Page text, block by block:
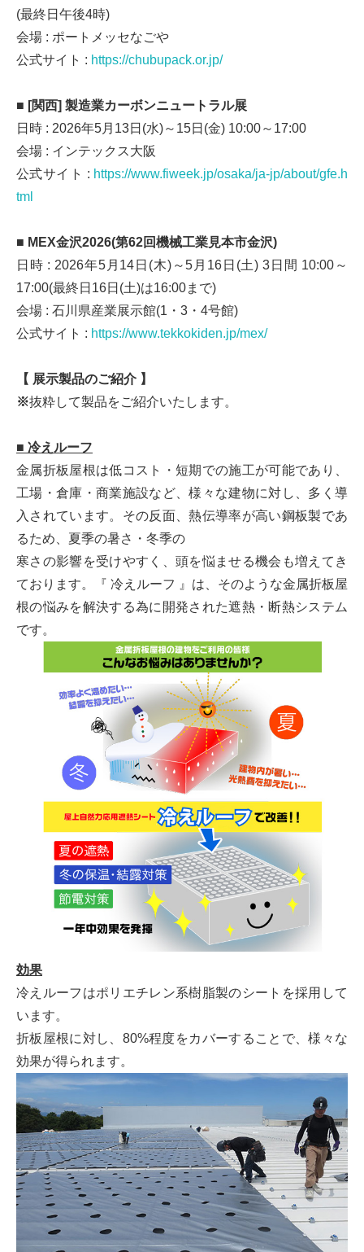
(最終日午後4時)
会場 : ポートメッセなごや
公式サイト : https://chubupack.or.jp/
■ [関西] 製造業カーボンニュートラル展
日時 : 2026年5月13日(水)～15日(金) 10:00～17:00
会場 : インテックス大阪
公式サイト : https://www.fiweek.jp/osaka/ja-jp/about/gfe.h
tml
■ MEX金沢2026(第62回機械工業見本市金沢)
日時 : 2026年5月14日(木)～5月16日(土) 3日間 10:00～
17:00(最終日16日(土)は16:00まで)
会場 : 石川県産業展示館(1・3・4号館)
公式サイト : https://www.tekkokiden.jp/mex/
【 展示製品のご紹介 】
※抜粋して製品をご紹介いたします。
■ 冷えルーフ
金属折板屋根は低コスト・短期での施工が可能であり、
工場・倉庫・商業施設など、様々な建物に対し、多く導
入されています。その反面、熱伝導率が高い鋼板製であ
るため、夏季の暑さ・冬季の
寒さの影響を受けやすく、頭を悩ませる機会も増えてき
ております。『 冷えルーフ 』は、そのような金属折板屋
根の悩みを解決する為に開発された遮熱・断熱システム
です。
効果
冷えルーフはポリエチレン系樹脂製のシートを採用して
います。
折板屋根に対し、80%程度をカバーすることで、様々な
効果が得られます。